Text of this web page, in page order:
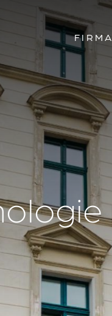
FIRMA